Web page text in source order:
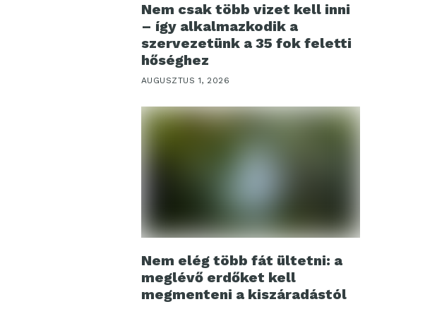
Nem csak több vizet kell inni
– így alkalmazkodik a
szervezetünk a 35 fok feletti
hőséghez
AUGUSZTUS 1, 2026
Nem elég több fát ültetni: a
meglévő erdőket kell
megmenteni a kiszáradástól